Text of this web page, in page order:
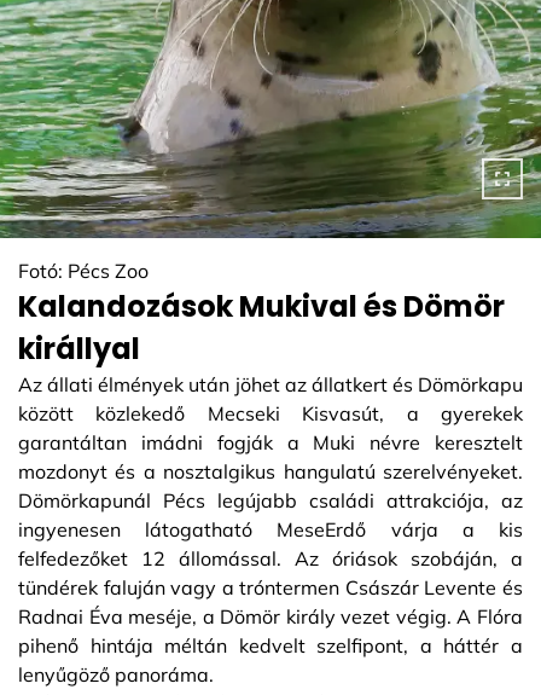
Fotó: Pécs Zoo
Kalandozások Mukival és Dömör
királlyal
Az állati élmények után jöhet az állatkert és Dömörkapu
között közlekedő Mecseki Kisvasút, a gyerekek
garantáltan imádni fogják a Muki névre keresztelt
mozdonyt és a nosztalgikus hangulatú szerelvényeket.
Dömörkapunál Pécs legújabb családi attrakciója, az
ingyenesen látogatható MeseErdő várja a kis
felfedezőket 12 állomással. Az óriások szobáján, a
tündérek faluján vagy a tróntermen Császár Levente és
Radnai Éva meséje, a Dömör király vezet végig. A Flóra
pihenő hintája méltán kedvelt szelfipont, a háttér a
lenyűgöző panoráma.